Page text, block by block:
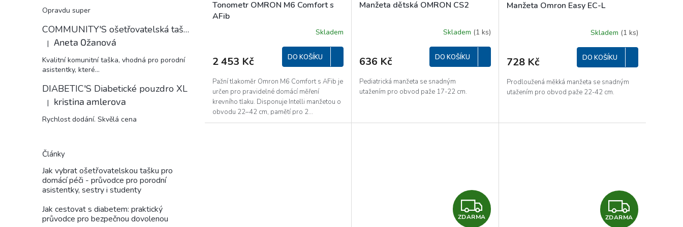
Opravdu super
COMMUNITY'S ošetřovatelská taška
Hodnocení produktu je 5 z 5 hvězdiček.
| Aneta Ožanová
Kvalitní komunitní taška, vhodná pro porodní
asistentky, které...
DIABETIC'S Diabetické pouzdro XL
Hodnocení produktu je 5 z 5 hvězdiček.
| kristina amlerova
Rychlost dodání. Skvělá cena
Články
Jak vybrat ošetřovatelskou tašku pro
domácí péči - průvodce pro porodní
asistentky, sestry i studenty
Jak cestovat s diabetem: praktický
průvodce pro bezpečnou dovolenou
R
A
Tonometr OMRON M6 Comfort s
AFib
Skladem
2 453 Kč DO KOŠÍKU
Pažní tlakoměr Omron M6 Comfort s AFib je
určen pro pravidelné domácí měření
krevního tlaku. Disponuje Intelli manžetou o
obvodu 22–42 cm, pamětí pro 2...
Manžeta dětská OMRON CS2
Skladem (1 ks)
636 Kč DO KOŠÍKU
Pediatrická manžeta se snadným
utažením pro obvod paže 17-22 cm.
Manžeta Omron Easy EC-L
Skladem (1 ks)
728 Kč DO KOŠÍKU
Prodloužená měkká manžeta se snadným
utažením pro obvod paže 22-42 cm.
Z
ZDARMA
Z
ZDARMA